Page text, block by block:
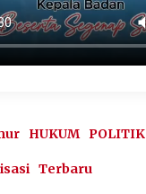
HUKUM POLITIK
Terbaru